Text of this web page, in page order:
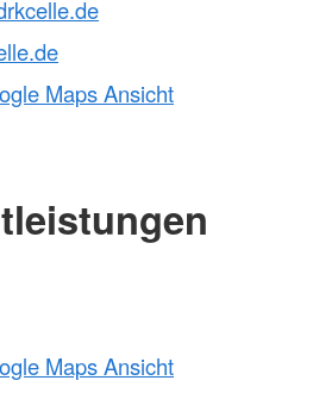
Maps Ansicht
Maps Ansicht